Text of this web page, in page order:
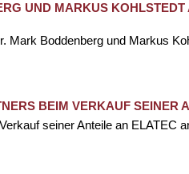
UND MARKUS KOHLSTEDT
Mark Boddenberg und Markus
BEIM VERKAUF SEINER
seiner Anteile an ELATEC